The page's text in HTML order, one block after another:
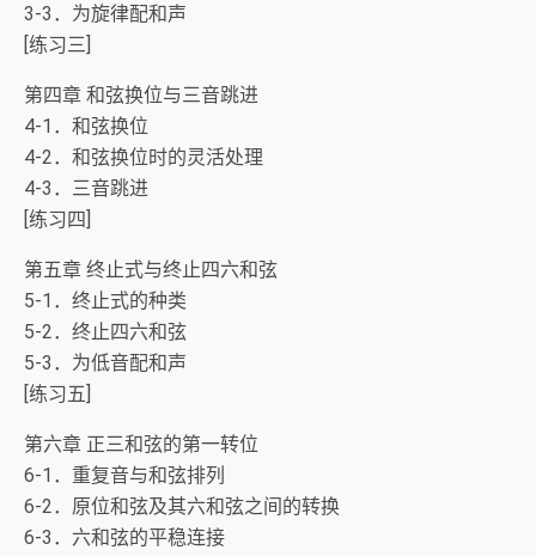
3-3．为旋律配和声
[练习三]
第四章 和弦换位与三音跳进
4-1．和弦换位
4-2．和弦换位时的灵活处理
4-3．三音跳进
[练习四]
第五章 终止式与终止四六和弦
5-1．终止式的种类
5-2．终止四六和弦
5-3．为低音配和声
[练习五]
第六章 正三和弦的第一转位
6-1．重复音与和弦排列
6-2．原位和弦及其六和弦之间的转换
6-3．六和弦的平稳连接